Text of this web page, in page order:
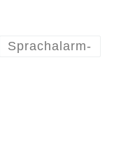
Sprachalarm-